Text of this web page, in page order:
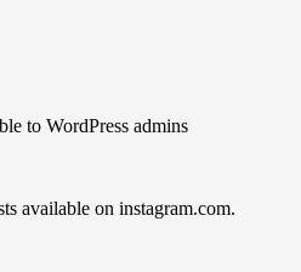
to WordPress admins
available on instagram.com.